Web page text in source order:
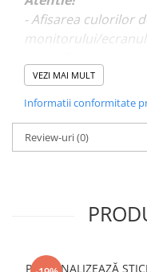
STICKERE PRAGURI
STICKERE PRINTATE
VANATOARE - PESCUIT
- Afisarea culorilor
monitorului/
- Pentru stickere
portofoliul nostru
VEZI MAI MULT
Informatii conformitate
Review-uri(0)
PERSONALIZEAZĂ